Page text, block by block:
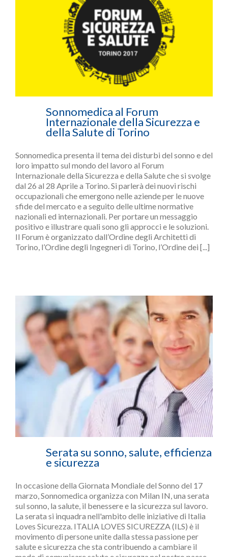
Sonnomedica al Forum
Internazionale della Sicurezza e
della Salute di Torino
Sonnomedica presenta il tema dei disturbi del sonno e del
loro impatto sul mondo del lavoro al Forum
Internazionale della Sicurezza e della Salute che si svolge
dal 26 al 28 Aprile a Torino. Si parlerà dei nuovi rischi
occupazionali che emergono nelle aziende per le nuove
sfide del mercato e a seguito delle ultime normative
nazionali ed internazionali. Per portare un messaggio
positivo e illustrare quali sono gli approcci e le soluzioni.
Il Forum è organizzato dall’Ordine degli Architetti di
Torino, l’Ordine degli Ingegneri di Torino, l’Ordine dei [...]
Serata su sonno, salute, efficienza
e sicurezza
In occasione della Giornata Mondiale del Sonno del 17
marzo, Sonnomedica organizza con Milan IN, una serata
sul sonno, la salute, il benessere e la sicurezza sul lavoro.
La serata si inquadra nell'ambito delle iniziative di Italia
Loves Sicurezza. ITALIA LOVES SICUREZZA (ILS) è il
movimento di persone unite dalla stessa passione per
salute e sicurezza che sta contribuendo a cambiare il